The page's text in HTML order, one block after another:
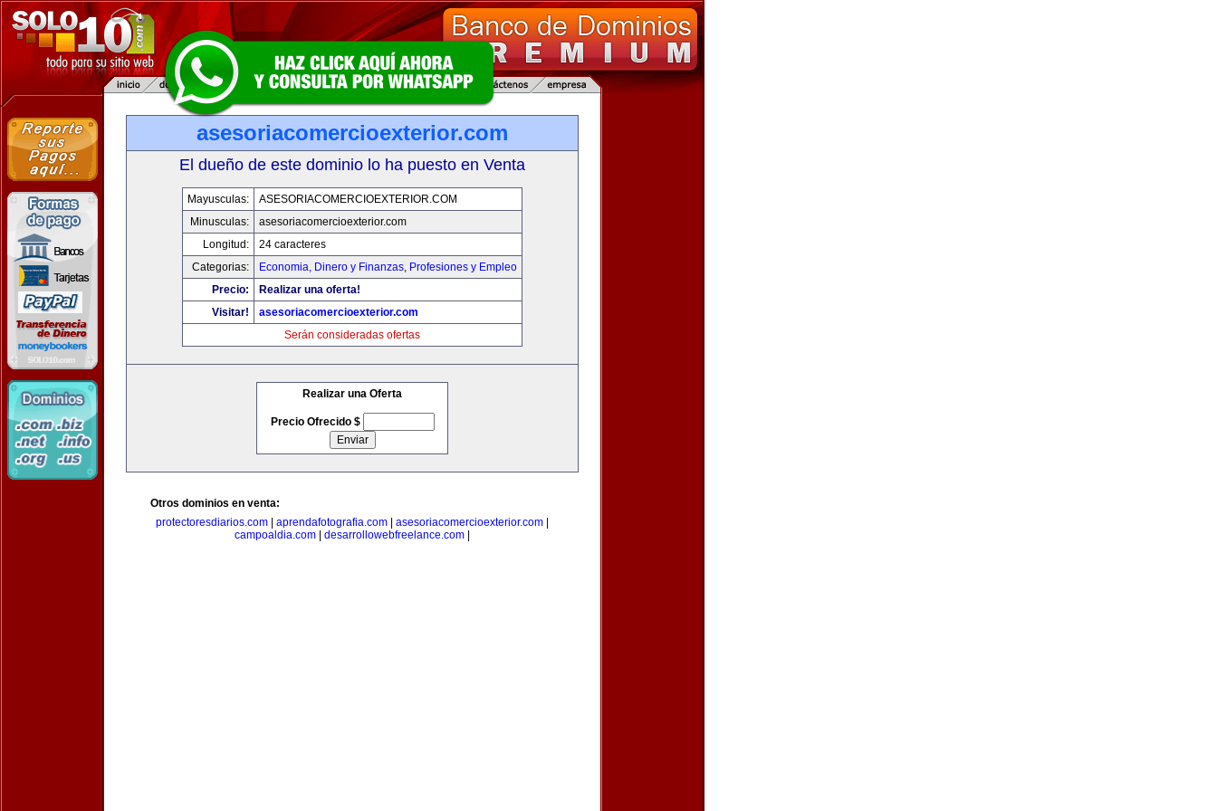
asesoriacomercioexterior.com
El dueño de este dominio lo ha puesto en Venta
Mayusculas:
ASESORIACOMERCIOEXTERIOR.COM
Minusculas:
asesoriacomercioexterior.com
Longitud:
24 caracteres
Categorias:
Economia, Dinero y Finanzas, Profesiones y Empleo
Precio:
Realizar una oferta!
Visitar!
asesoriacomercioexterior.com
Serán consideradas ofertas
Realizar una Oferta
Precio Ofrecido $
Otros dominios en venta:
protectoresdiarios.com
aprendafotografia.com asesoriacomercioexterior.com
campoaldia.com
desarrollowebfreelance.com